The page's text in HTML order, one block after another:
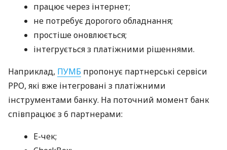
працює через інтернет;
не потребує дорогого обладнання;
простіше оновлюється;
інтегрується з платіжними рішеннями.
Наприклад, ПУМБ пропонує партнерські сервіси
РРО, які вже інтегровані з платіжними
інструментами банку. На поточний момент банк
співпрацює з 6 партнерами:
E-чек;